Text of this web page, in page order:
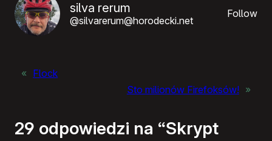
silva rerum
@silvarerum@horodecki.net
Follow
« Flock
Sto milionów Firefoksów! »
29 odpowiedzi na “Skrypt